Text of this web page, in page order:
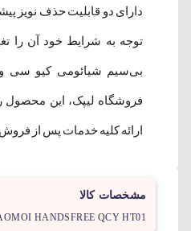
دارای دو قابلیت حذف نویز
توجه به شرایط خود آن را
فروشگاه لیپک، این محصول
ارائه کلیه خدمات پس از
مشخصات کالا
HANDSFREE QCY HT01